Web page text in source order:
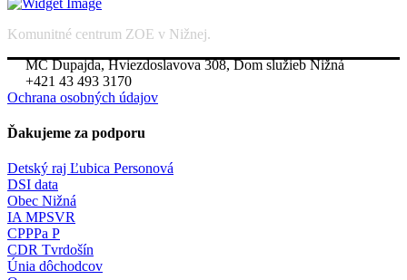
Komunitné centrum ZOE v Nižnej.
MC Dupajda, Hviezdoslavova 308, Dom služieb Nižná
+421 43 493 3170
Ochrana osobných údajov
Ďakujeme za podporu
Detský raj Ľubica Personová
DSI data
Obec Nižná
IA MPSVR
CPPPa P
CDR Tvrdošín
Únia dôchodcov